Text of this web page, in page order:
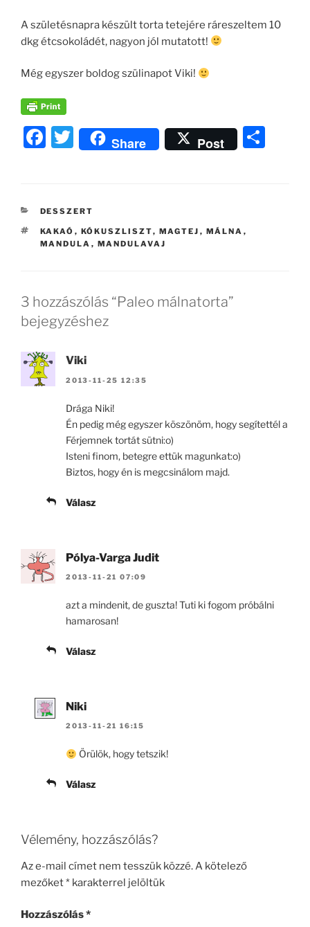
A születésnapra készült torta tetejére ráreszeltem 10
dkg étcsokoládét, nagyon jól mutatott!
Még egyszer boldog szülinapot Viki!
F
e
b
o
k
T
w
er
Share Post
KATEGÓRIÁK
DESSZERT
CÍMKÉK
KAKAÓ , KÓKUSZLISZT, MAGTEJ , MÁLNA ,
MANDULA , MANDULAVAJ
3 hozzászólás “Paleo málnatorta”
bejegyzéshez
Viki
2013-11-25 12:35
Drága Niki!
Én pedig még egyszer köszönöm, hogy segítettél a
Férjemnek tortát sütni:o)
Isteni finom, betegre ettük magunkat:o)
Biztos, hogy én is megcsinálom majd.
Válasz
Pólya-Varga Judit
2013-11-21 07:09
azt a mindenit, de guszta! Tuti ki fogom próbálni
hamarosan!
Válasz
Niki
2013-11-21 16:15
Örülök, hogy tetszik!
Válasz
Vélemény, hozzászólás?
Az e-mail címet nem tesszük közzé.A kötelező
mezőket* karakterrel jelöltük
Hozzászólás*